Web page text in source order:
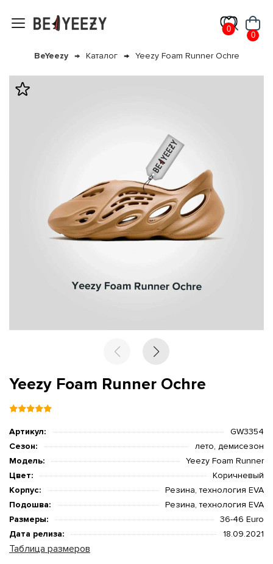
0
0
BeYeezy Каталог Yeezy Foam Runner Ochre
Yeezy Foam Runner Ochre
Артикул:
GW3354
Сезон:
лето, демисезон
Модель:
Yeezy Foam Runner
Цвет:
Коричневый
Корпус:
Резина, технология EVA
Подошва:
Резина, технология EVA
Размеры:
36-46 Euro
Дата релиза:
18.09.2021
Таблица размеров